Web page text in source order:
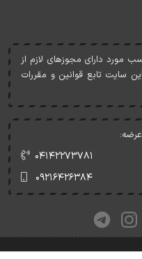
مورد دارای مجوزهای لازم از
سايت تابع قوانين و مقررات
عرضه:
۰۴۱۴۲۲۷۳۷۸۱
۰۹۲۱۶۴۲۶۳۸۴